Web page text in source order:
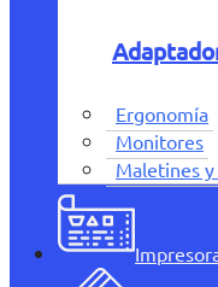
Ergonomía
Monitores
Maletines